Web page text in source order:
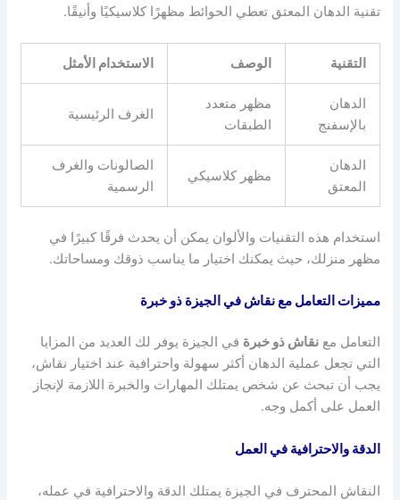
تقنية الدهان المعتق تعطي الحوائط مظهرًا كلاسيكيًا وأنيقًا.
التقنية الوصف الاستخدام الأمثل
الدهان
بالإسفنج
مظهر متعدد
الطبقات
الغرف الرئيسية
الدهان
المعتق
مظهر كلاسيكي
الصالونات والغرف
الرسمية
استخدام هذه التقنيات والألوان يمكن أن يحدث فرقًا كبيرًا في
مظهر منزلك، حيث يمكنك اختيار ما يناسب ذوقك ومساحاتك.
مميزات التعامل مع نقاش في الجيزة ذو خبرة
التعامل معنقاش ذو خبرة في الجيزة يوفر لك العديد من المزايا
التي تجعل عملية الدهان أكثر سهولة واحترافية عند اختيار نقاش،
يجب أن تبحث عن شخص يمتلك المهارات والخبرة اللازمة لإنجاز
العمل على أكمل وجه.
الدقة والاحترافية في العمل
النقاش المحترف في الجيزة يمتلك الدقة والاحترافية في عمله،